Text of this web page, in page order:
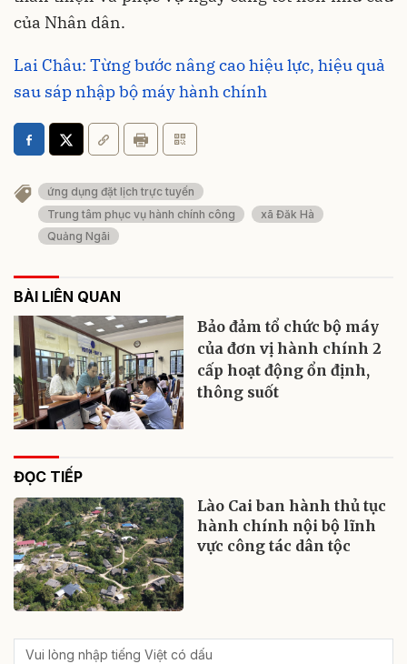
của Nhân dân.
Lai Châu: Từng bước nâng cao hiệu lực, hiệu quả
sau sáp nhập bộ máy hành chính
ứng dụng đặt lịch trực tuyến
Trung tâm phục vụ hành chính công
xã Đăk Hà
Quảng Ngãi
BÀI LIÊN QUAN
Bảo đảm tổ chức bộ máy
của đơn vị hành chính 2
cấp hoạt động ổn định,
thông suốt
ĐỌC TIẾP
Lào Cai ban hành thủ tục
hành chính nội bộ lĩnh
vực công tác dân tộc